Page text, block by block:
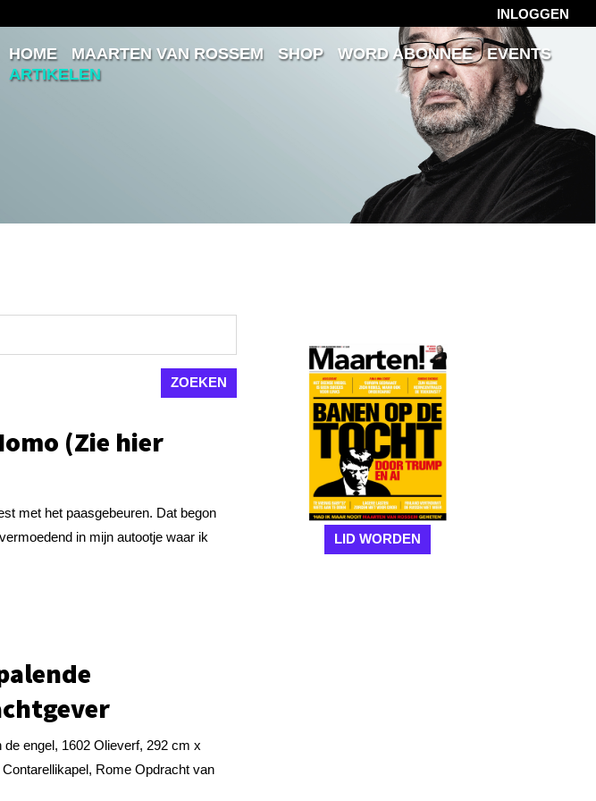
INLOGGEN
HOME MAARTEN VAN ROSSEM SHOP WORD ABONNEE
EVENTS
ARTIKELEN
(Zie hier
met het paasgebeuren. Dat begon
in mijn autootje waar ik
engel, 1602 Olieverf, 292 cm x
Rome Opdracht van
LID WORDEN